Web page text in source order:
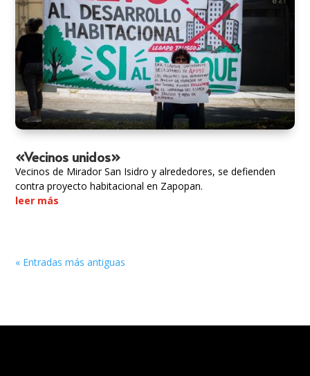
«Vecinos unidos»
Vecinos de Mirador San Isidro y alrededores, se defienden
contra proyecto habitacional en Zapopan.
leer más
« Entradas más antiguas